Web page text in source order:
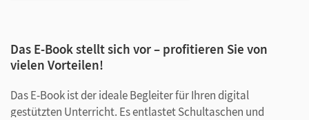
Das E-Book stellt sich vor – profitieren Sie von
vielen Vorteilen!
Das E-Book ist der ideale Begleiter für Ihren digital
gestützten Unterricht. Es entlastet Schultaschen und